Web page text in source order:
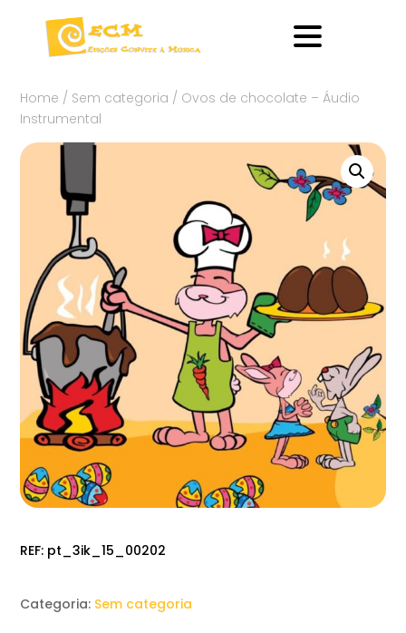
Home / Sem categoria / Ovos de chocolate – Áudio
Instrumental
REF: pt_3ik_15_00202
Categoria: Sem categoria